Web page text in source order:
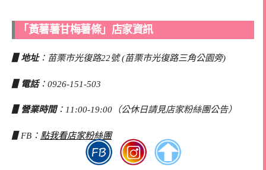
「黃薯薯甘梅薯條」店家資訊
▋地址：苗栗市光復路22號 (苗栗市光復路三角公園旁)
▋電話：0926-151-503
▋營業時間：11:00-19:00（公休日請見店家粉絲團公告）
▋FB： 點我看店家粉絲團